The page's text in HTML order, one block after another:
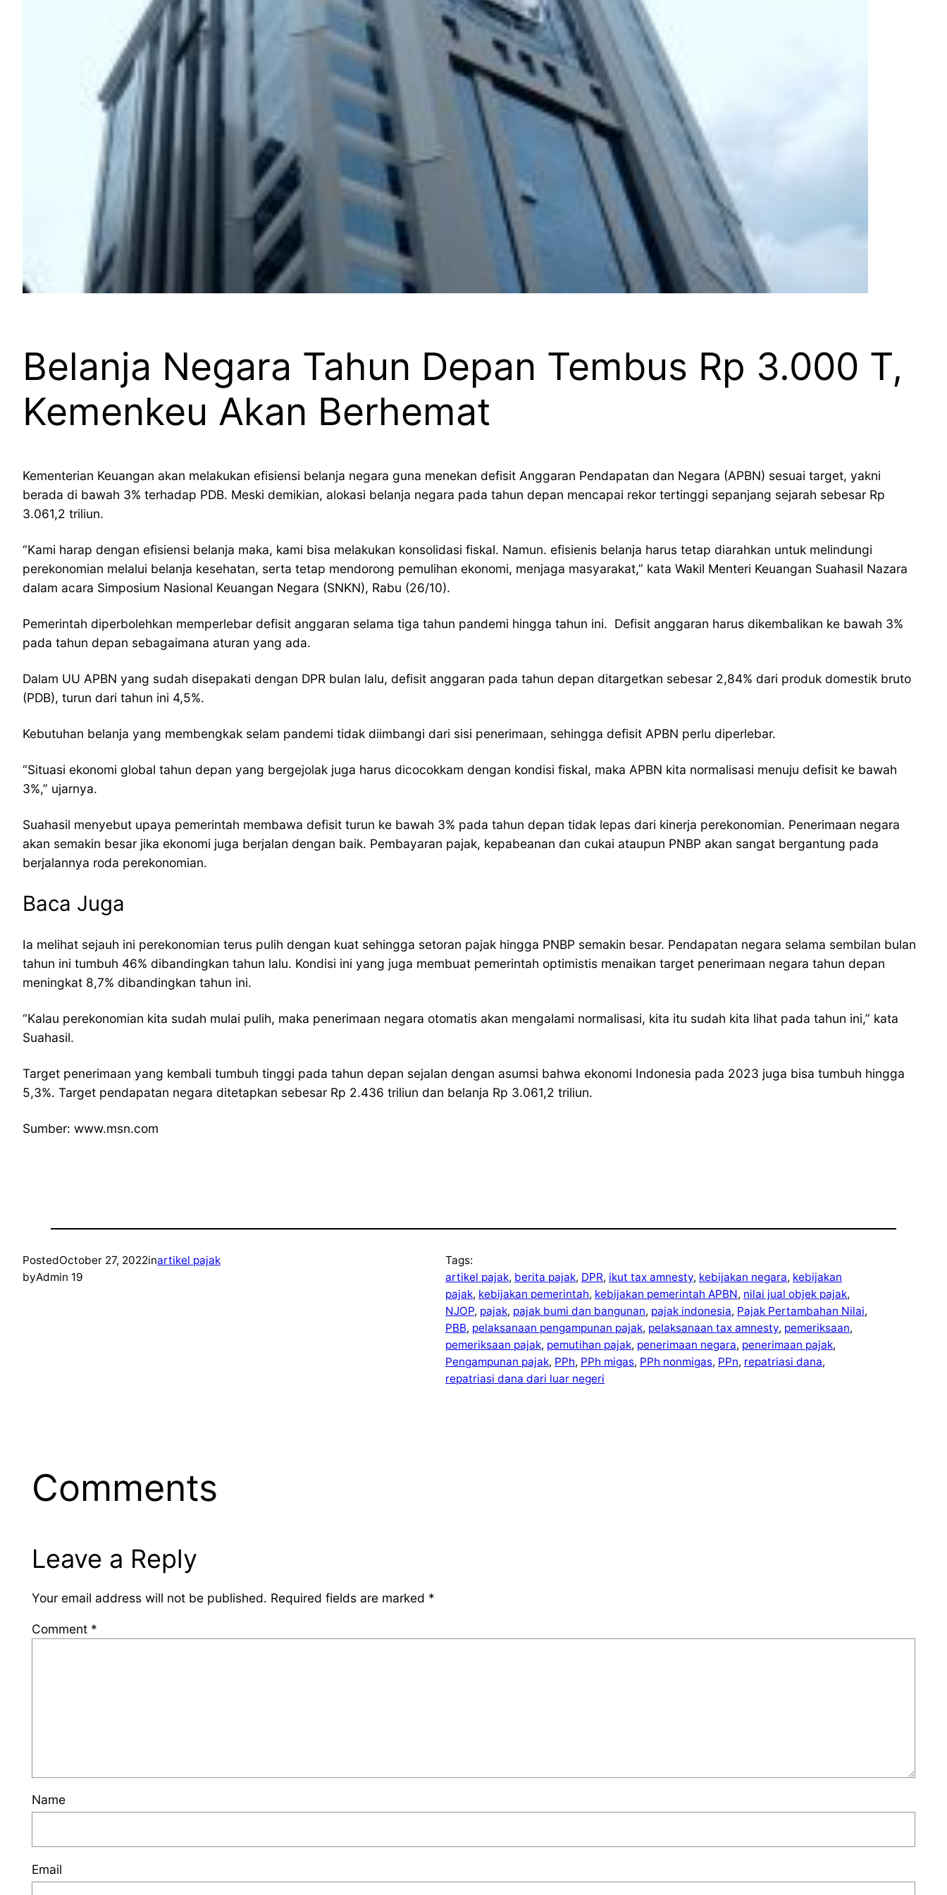
Belanja Negara Tahun Depan Tembus Rp 3.000 T,
Kemenkeu Akan Berhemat
Kementerian Keuangan akan melakukan efisiensi belanja negara guna menekan defisit Anggaran Pendapatan dan Negara (APBN) sesuai target, yakni
berada di bawah 3% terhadap PDB. Meski demikian, alokasi belanja negara pada tahun depan mencapai rekor tertinggi sepanjang sejarah sebesar Rp
3.061,2 triliun.
“Kami harap dengan efisiensi belanja maka, kami bisa melakukan konsolidasi fiskal. Namun. efisienis belanja harus tetap diarahkan untuk melindungi
perekonomian melalui belanja kesehatan, serta tetap mendorong pemulihan ekonomi, menjaga masyarakat,” kata Wakil Menteri Keuangan Suahasil Nazara
dalam acara Simposium Nasional Keuangan Negara (SNKN), Rabu (26/10).
Pemerintah diperbolehkan memperlebar defisit anggaran selama tiga tahun pandemi hingga tahun ini. Defisit anggaran harus dikembalikan ke bawah 3%
pada tahun depan sebagaimana aturan yang ada.
Dalam UU APBN yang sudah disepakati dengan DPR bulan lalu, defisit anggaran pada tahun depan ditargetkan sebesar 2,84% dari produk domestik bruto
(PDB), turun dari tahun ini 4,5%.
Kebutuhan belanja yang membengkak selam pandemi tidak diimbangi dari sisi penerimaan, sehingga defisit APBN perlu diperlebar.
“Situasi ekonomi global tahun depan yang bergejolak juga harus dicocokkam dengan kondisi fiskal, maka APBN kita normalisasi menuju defisit ke bawah
3%,” ujarnya.
Suahasil menyebut upaya pemerintah membawa defisit turun ke bawah 3% pada tahun depan tidak lepas dari kinerja perekonomian. Penerimaan negara
akan semakin besar jika ekonomi juga berjalan dengan baik. Pembayaran pajak, kepabeanan dan cukai ataupun PNBP akan sangat bergantung pada
berjalannya roda perekonomian.
Baca Juga
Ia melihat sejauh ini perekonomian terus pulih dengan kuat sehingga setoran pajak hingga PNBP semakin besar. Pendapatan negara selama sembilan bulan
tahun ini tumbuh 46% dibandingkan tahun lalu. Kondisi ini yang juga membuat pemerintah optimistis menaikan target penerimaan negara tahun depan
meningkat 8,7% dibandingkan tahun ini.
“Kalau perekonomian kita sudah mulai pulih, maka penerimaan negara otomatis akan mengalami normalisasi, kita itu sudah kita lihat pada tahun ini,” kata
Suahasil.
Target penerimaan yang kembali tumbuh tinggi pada tahun depan sejalan dengan asumsi bahwa ekonomi Indonesia pada 2023 juga bisa tumbuh hingga
5,3%. Target pendapatan negara ditetapkan sebesar Rp 2.436 triliun dan belanja Rp 3.061,2 triliun.
Sumber: www.msn.com
PostedOctober 27, 2022inartikel pajak
byAdmin 19
Tags:
artikel pajak, berita pajak, DPR, ikut tax amnesty, kebijakan negara, kebijakan
pajak, kebijakan pemerintah, kebijakan pemerintah APBN, nilai jual objek pajak
NJOP, pajak, pajak bumi dan bangunan, pajak indonesia, Pajak Pertambahan Nilai
PBB, pelaksanaan pengampunan pajak, pelaksanaan tax amnesty, pemeriksaan
pemeriksaan pajak, pemutihan pajak, penerimaan negara, penerimaan pajak
Pengampunan pajak, PPh, PPh migas, PPh nonmigas, PPn, repatriasi dana
repatriasi dana dari luar negeri
Comments
Leave a Reply
Your email address will not be published. Required fields are marked *
Comment *
Name
Email